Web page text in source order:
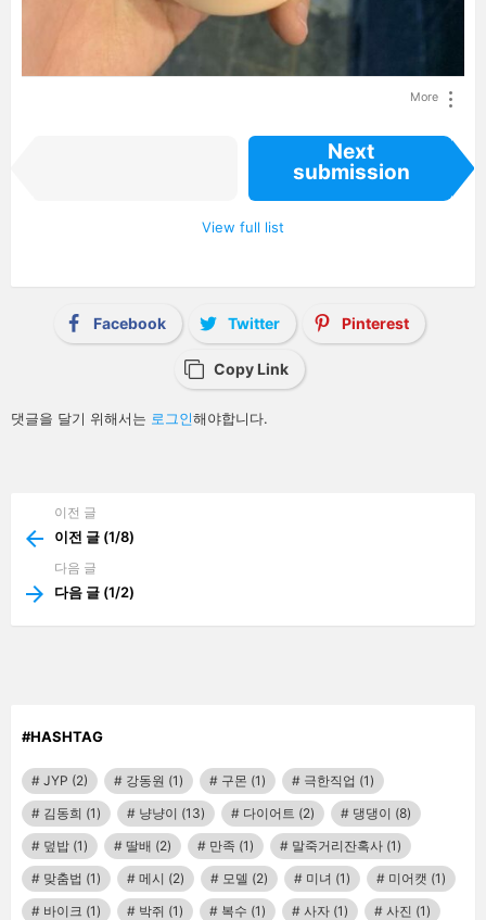
More
Next
submission
View full list
Facebook Twitter Pinterest
Copy Link
답
글
댓글을 달기 위해서는 로그인해야합니다.
more
이전 글
이전 글 (1/8)
다음 글
다음 글 (1/2)
#HASHTAG
JYP (2) 강동원 (1) 구몬 (1) 극한직업 (1)
김동희 (1) 냥냥이 (13) 다이어트 (2) 댕댕이 (8)
덮밥 (1) 딸배 (2) 만족 (1) 말죽거리잔혹사 (1)
맞춤법 (1) 메시 (2) 모델 (2) 미녀 (1) 미어캣 (1)
바이크 (1) 박쥐 (1) 복수 (1) 사자 (1) 사진 (1)